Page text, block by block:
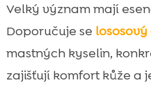
Velký význam mají
Doporučuje se lososový
mastných kyselin,
zajišťují komfort kůže a